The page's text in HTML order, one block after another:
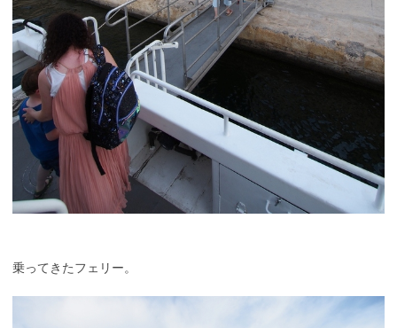
乗ってきたフェリー。